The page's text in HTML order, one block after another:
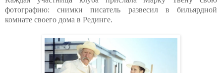
фотографию: снимки писатель развесил в бильярдной
комнате своего дома в Рединге.